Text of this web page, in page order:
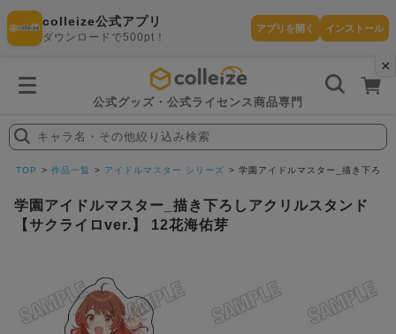
×
colleize公式アプリ
ダウンロードで500pt！
アプリを開く インストール
公式グッズ・公式ライセンス商品専門
探
す
キャラ名・その他絞り込み検索
TOP 作品一覧 アイドルマスター シリーズ 学園アイドルマスター_描き下ろ
学園アイドルマスター_描き下ろしアクリルスタンド
【サクライロver.】 12花海佑芽